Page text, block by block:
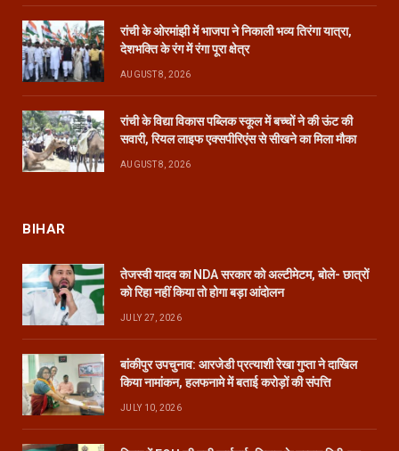
रांची के ओरमांझी में भाजपा ने निकाली भव्य तिरंगा यात्रा,
देशभक्ति के रंग में रंगा पूरा क्षेत्र
AUGUST 8, 2026
रांची के विद्या विकास पब्लिक स्कूल में बच्चों ने की ऊंट की
सवारी, रियल लाइफ एक्सपीरिएंस से सीखने का मिला मौका
AUGUST 8, 2026
BIHAR
तेजस्वी यादव का NDA सरकार को अल्टीमेटम, बोले- छात्रों
को रिहा नहीं किया तो होगा बड़ा आंदोलन
JULY 27, 2026
बांकीपुर उपचुनाव: आरजेडी प्रत्याशी रेखा गुप्ता ने दाखिल
किया नामांकन, हलफनामे में बताई करोड़ों की संपत्ति
JULY 10, 2026